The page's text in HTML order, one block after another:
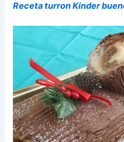
Receta turron Kinder